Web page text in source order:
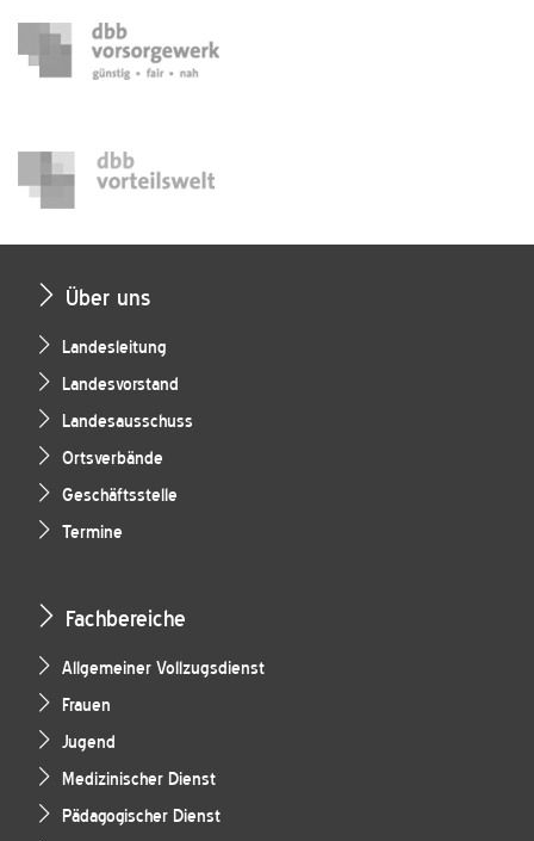
Über uns
Landesleitung
Landesvorstand
Landesausschuss
Ortsverbände
Geschäftsstelle
Termine
Fachbereiche
Allgemeiner Vollzugsdienst
Frauen
Jugend
Medizinischer Dienst
Pädagogischer Dienst